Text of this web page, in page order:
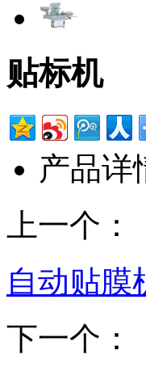
贴标机
产品详
上一个：
自动贴膜
下一个：